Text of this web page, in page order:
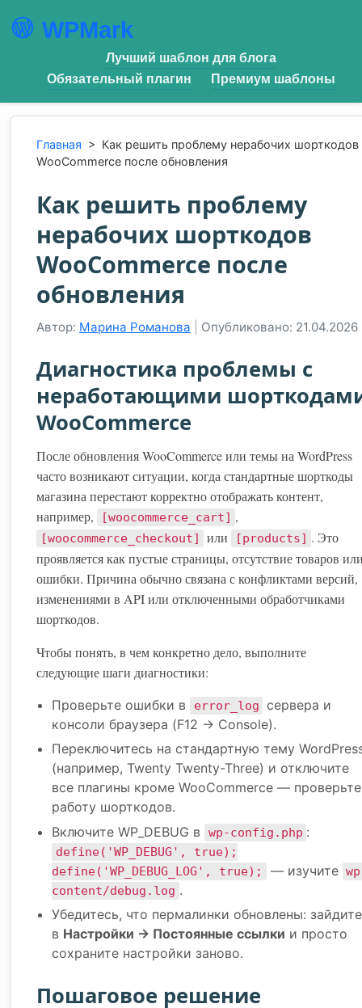
WPMark
Лучший шаблон для блога
Обязательный плагин
Премиум шаблоны
Главная > Как решить проблему нерабочих шорткодов
WooCommerce после обновления
Как решить проблему
нерабочих шорткодов
WooCommerce после
обновления
Автор: Марина Романова Опубликовано: 21.04.2026
Диагностика проблемы с
неработающими
WooCommerce
После обновления WooCommerce или темы на WordPress
часто возникают ситуации, когда стандартные шорткоды
магазина перестают корректно отображать контент,
например,
[woocommerce_cart] ,
[woocommerce_checkout] или [products] . Это
проявляется как пустые страницы, отсутствие товаров
ошибки. Причина обычно связана с конфликтами версий,
изменениями в API или отключенными обработчиками
шорткодов.
Чтобы понять, в чем конкретно дело, выполните
следующие шаги диагностики:
Проверьте ошибки в error_log сервера и
консоли браузера (F12 → Console).
Переключитесь на стандартную тему
(например, Twenty Twenty-Three) и отключите
все плагины кроме WooCommerce — проверьте
работу шорткодов.
Включите WP_DEBUG в
wp-config.php :
define('WP_DEBUG', true);
define('WP_DEBUG_LOG', true);
— изучите
content/debug.log .
Убедитесь, что пермалинки обновлены: зайдите
в Настройки → Постоянные ссылки и просто
сохраните настройки заново.
Пошаговое решение